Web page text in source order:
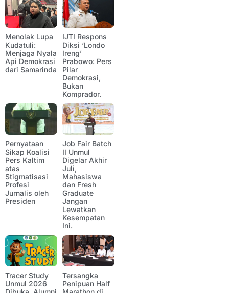
Menolak Lupa
Kudatuli:
Menjaga Nyala
Api Demokrasi
dari Samarinda
IJTI Respons
Diksi ‘Londo
Ireng’
Prabowo: Pers
Pilar
Demokrasi,
Bukan
Komprador.
Pernyataan
Sikap Koalisi
Pers Kaltim
atas
Stigmatisasi
Profesi
Jurnalis oleh
Presiden
Job Fair Batch
II Unmul
Digelar Akhir
Juli,
Mahasiswa
dan Fresh
Graduate
Jangan
Lewatkan
Kesempatan
Ini.
Tracer Study
Unmul 2026
Tersangka
Penipuan Half